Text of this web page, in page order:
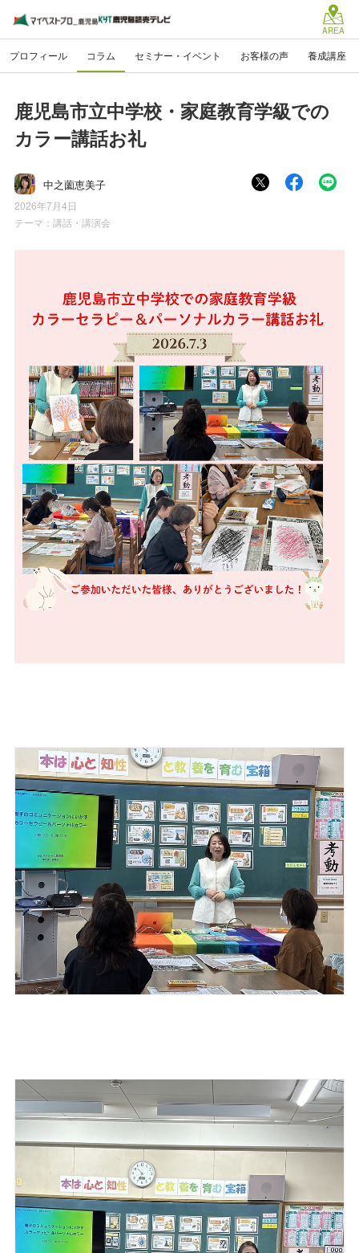
AREA
プロフィール コラム セミナー・イベント お客様の声 養成講座
鹿児島市立中学校・家庭教育学級での
カラー講話お礼
中之薗恵美子
2026年7月4日
テーマ： 講話・講演会